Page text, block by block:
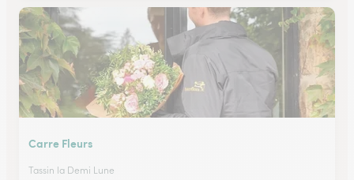
Carre Fleurs
Tassin la Demi Lune